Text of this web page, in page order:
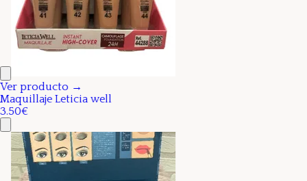
Ver producto →
Maquillaje Leticia well
3.50€